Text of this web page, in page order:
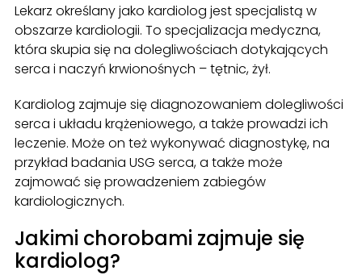
Lekarz określany jako kardiolog jest specjalistą w
obszarze kardiologii. To specjalizacja medyczna,
która skupia się na dolegliwościach dotykających
serca i naczyń krwionośnych – tętnic, żył.
Kardiolog zajmuje się diagnozowaniem dolegliwości
serca i układu krążeniowego, a także prowadzi ich
leczenie. Może on też wykonywać diagnostykę, na
przykład badania USG serca, a także może
zajmować się prowadzeniem zabiegów
kardiologicznych.
Jakimi chorobami zajmuje się
kardiolog?